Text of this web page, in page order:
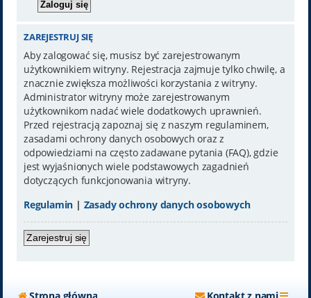
ZAREJESTRUJ SIĘ
Aby zalogować się, musisz być zarejestrowanym
użytkownikiem witryny. Rejestracja zajmuje tylko chwilę, a
znacznie zwiększa możliwości korzystania z witryny.
Administrator witryny może zarejestrowanym
użytkownikom nadać wiele dodatkowych uprawnień.
Przed rejestracją zapoznaj się z naszym regulaminem,
zasadami ochrony danych osobowych oraz z
odpowiedziami na często zadawane pytania (FAQ), gdzie
jest wyjaśnionych wiele podstawowych zagadnień
dotyczących funkcjonowania witryny.
Regulamin | Zasady ochrony danych osobowych
Zarejestruj się
Strona główna Kontakt z nami